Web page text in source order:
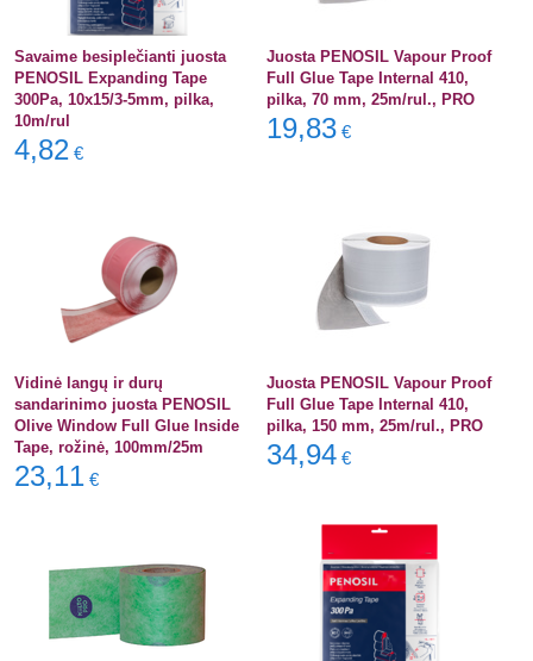
Savaime besiplečianti juosta
PENOSIL Expanding Tape
300Pa, 10x15/3-5mm, pilka,
10m/rul
4,82 €
Juosta PENOSIL Vapour Proof
Full Glue Tape Internal 410,
pilka, 70 mm, 25m/rul., PRO
19,83 €
Vidinė langų ir durų
sandarinimo juosta PENOSIL
Olive Window Full Glue Inside
Tape, rožinė, 100mm/25m
23,11 €
Juosta PENOSIL Vapour Proof
Full Glue Tape Internal 410,
pilka, 150 mm, 25m/rul., PRO
34,94 €